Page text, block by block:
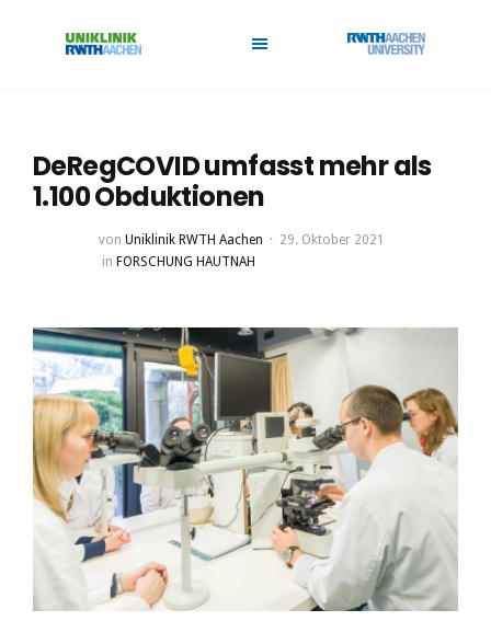
DeRegCOVID umfasst mehr als
1.100 Obduktionen
von Uniklinik RWTH Aachen
29. Oktober 2021
in FORSCHUNG HAUTNAH